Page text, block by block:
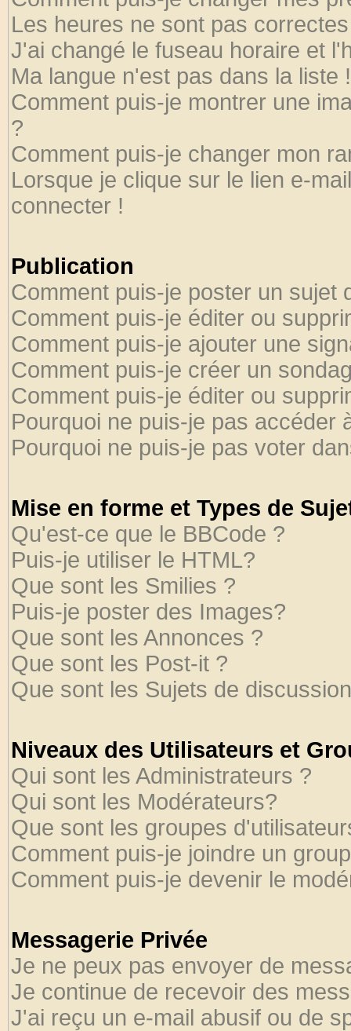
Les heures ne sont pas
J'ai changé le fuseau horaire et
Ma langue n'est pas dans la liste !
Comment puis-je montrer une
?
Comment puis-je changer mon
Lorsque je clique sur le lien e-
connecter !
Publication
Comment puis-je poster un sujet
Comment puis-je éditer ou
Comment puis-je ajouter une
Comment puis-je créer un
Comment puis-je éditer ou
Pourquoi ne puis-je pas accéder
Pourquoi ne puis-je pas voter
Mise en forme et Types de
Qu'est-ce que le BBCode ?
Puis-je utiliser le HTML?
Que sont les Smilies ?
Puis-je poster des Images?
Que sont les Annonces ?
Que sont les Post-it ?
Que sont les Sujets de
Niveaux des Utilisateurs et
Qui sont les Administrateurs ?
Qui sont les Modérateurs?
Que sont les groupes
Comment puis-je joindre un
Comment puis-je devenir le
Messagerie Privée
Je ne peux pas envoyer de
Je continue de recevoir des
J'ai reçu un e-mail abusif ou de